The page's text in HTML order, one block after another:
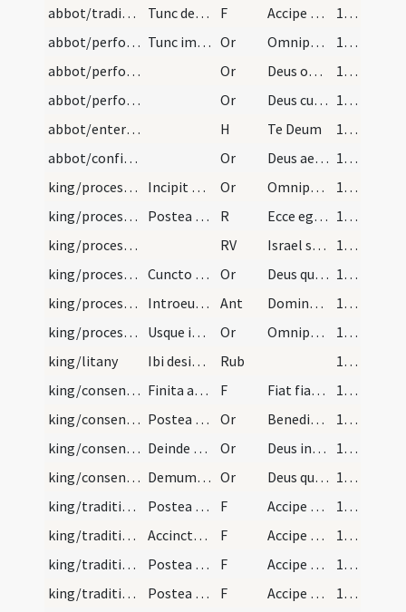
abbot/traditio instrumentorum/3
Tunc det ei regulam dicens F Accipe regulam a sanctis patribus
101
abbot/performative prayers/2
Tunc imponat manum super caput eius dicens hanc o… Or Omnipotens spe Deus affluentem spiritum tuae benedictionis famulo tuo nobis orantibus propitiatus ... donativa perveniat.
101
abbot/performative prayers/3
Or Deus omnium fidelium pastor et rector famulum tuum ... perveniat sempiternam .
101
abbot/performative prayers/4
Or Deus cui omnis potestas et dignitas famulatur ... placere contendat.
101
abbot/entering into possession
H Te Deum
101
abbot/confirmatory prayers/5
Or Deus aeternae lucis inventor omnipotentiam tuam supplici prece deposcimus ... nostra electione placeamus.
101
king/procession/1
Incipit ordo ad regem benedicendum quando novus a… Or Omnipotens sempiterne Deus qui famulum tuum ... non recedat.
102
king/procession
Postea suscipiant illum duo episcopi dextera laev… R Ecce ego mitto angelum
102
king/procession
RV Israel si me auderis
102
king/procession/2
Cuncto autem vulgo sequente. Ad ostium autem eccl… Or Deus qui scis genus humanum ... valeat et prodesse. Per
102
king/procession
Introeuntes autem praecedentes clerici decantent… Ant Domine salvum fac regem ... qua in vocaverimus te.
102
king/procession/3
Usque introitum chori. Tunc episcopus metropolita… Or Omnipotens sempiterne Deus caelestium terrestriumque moderator ... pervenire mereatur. Per
102
king/litany
Ibi designatus ante chorum princeps pallium et ar… Rub
102
king/consensus/1
Finita autem litania erigant se. sublatus autem p… F Fiat fiat fiat amen
102
king/consensus/4
Postea vero devote eo inclinato dicatur ab episco… Or Benedic Domine hunc regem ... glorietur in regno.
103
king/consensus/5
Deinde ab alio episcopo dicatur haec oratio. Or Deus inenarrabilis auctor mundi ... in pace victores. Quod ipse
103
king/consensus/6
Demum tunc ab episcopo metropolitano de oleo sanc… Or Deus qui es iustorum gloria ... gaudia mereatur. Per eundem Dominum nostrum
104
king/traditio instrumentorum/2
Postea ab episcopis ensem accipiat et cum ense to… F Accipe gladium ... merearis regnare. Qui
104
king/traditio instrumentorum/3
Accinctus autem ense similiter ab illis armillis… F Accipe regiae dignitatis anulum ... glorieris per aevum. Per
105
king/traditio instrumentorum/4
Postea sceptrum et baculum accipiat dicente sibi… F Accipe virgam aequitatis atque virtutis ... prae participibus suis. Iesum Christum
105
king/traditio instrumentorum/5
Postea metropolitanus verenter coronam capiti reg… F Accipe coronam ... sine fine glorieris.
105